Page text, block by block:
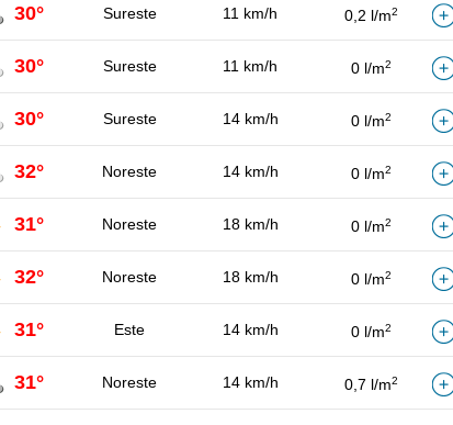
30° Sureste 11 km/h 0,2 l/m2
30° Sureste 11 km/h 0 l/m2
30° Sureste 14 km/h 0 l/m2
32° Noreste 14 km/h 0 l/m2
31° Noreste 18 km/h 0 l/m2
32° Noreste 18 km/h 0 l/m2
31° Este 14 km/h 0 l/m2
31° Noreste 14 km/h 0,7 l/m2